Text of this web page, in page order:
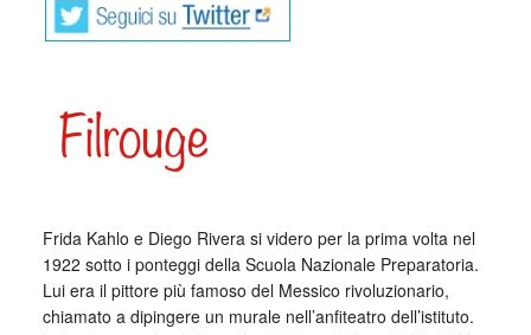
Frida Kahlo e Diego Rivera si videro per la prima volta nel
1922 sotto i ponteggi della Scuola Nazionale Preparatoria.
Lui era il pittore più famoso del Messico rivoluzionario,
chiamato a dipingere un murale nell’anfiteatro dell’istituto.